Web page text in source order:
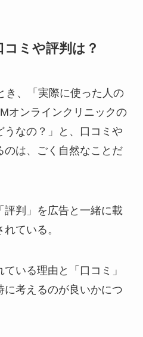
コミや評判は？
き、「実際に使った人の
オンラインクリニックの
なの？」と、口コミや
のは、ごく自然なことだ
評判」を広告と一緒に載
ている。
いる理由と「口コミ」
考えるのが良いかにつ